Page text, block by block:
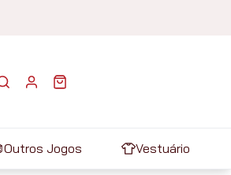
Outros Jogos Vestuário